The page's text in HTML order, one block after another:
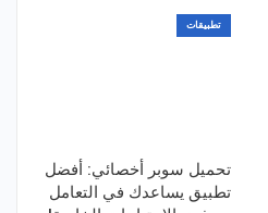
تطبيقات
تحميل سوبر أخصائي: أفضل
تطبيق يساعدك في التعامل